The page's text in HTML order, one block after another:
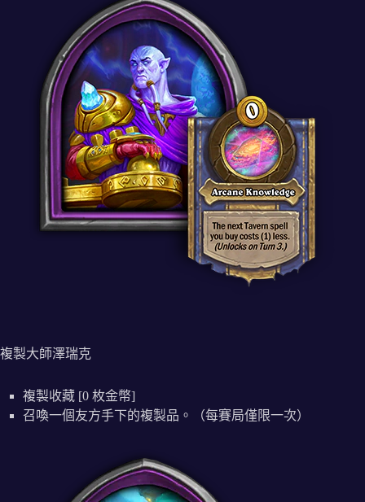
複製大師澤瑞克
複製收藏 [0 枚金幣]
召喚一個友方手下的複製品。（每賽局僅限一次）